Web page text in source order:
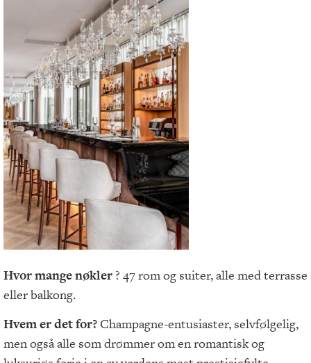
Hvor mange nøkler ? 47 rom og suiter, alle med terrasse
eller balkong.
Hvem er det for? Champagne-entusiaster, selvfølgelig,
men også alle som drømmer om en romantisk og